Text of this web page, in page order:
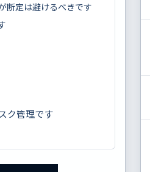
断定は避けるべきです
ク管理です